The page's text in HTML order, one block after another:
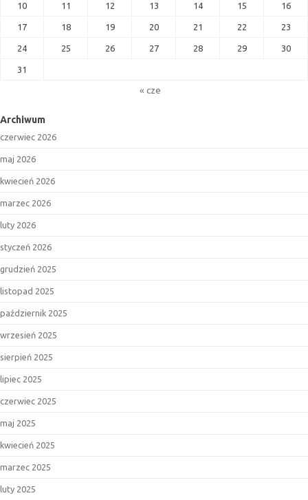
10 11 12 13 14 15 16
17 18 19 20 21 22 23
24 25 26 27 28 29 30
31
« cze
Archiwum
czerwiec 2026
maj 2026
kwiecień 2026
marzec 2026
luty 2026
styczeń 2026
grudzień 2025
listopad 2025
październik 2025
wrzesień 2025
sierpień 2025
lipiec 2025
czerwiec 2025
maj 2025
kwiecień 2025
marzec 2025
luty 2025